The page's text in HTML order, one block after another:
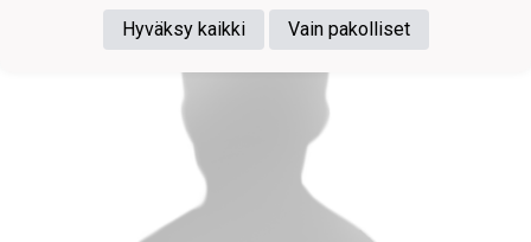
Hyväksy kaikki
Vain pakolliset